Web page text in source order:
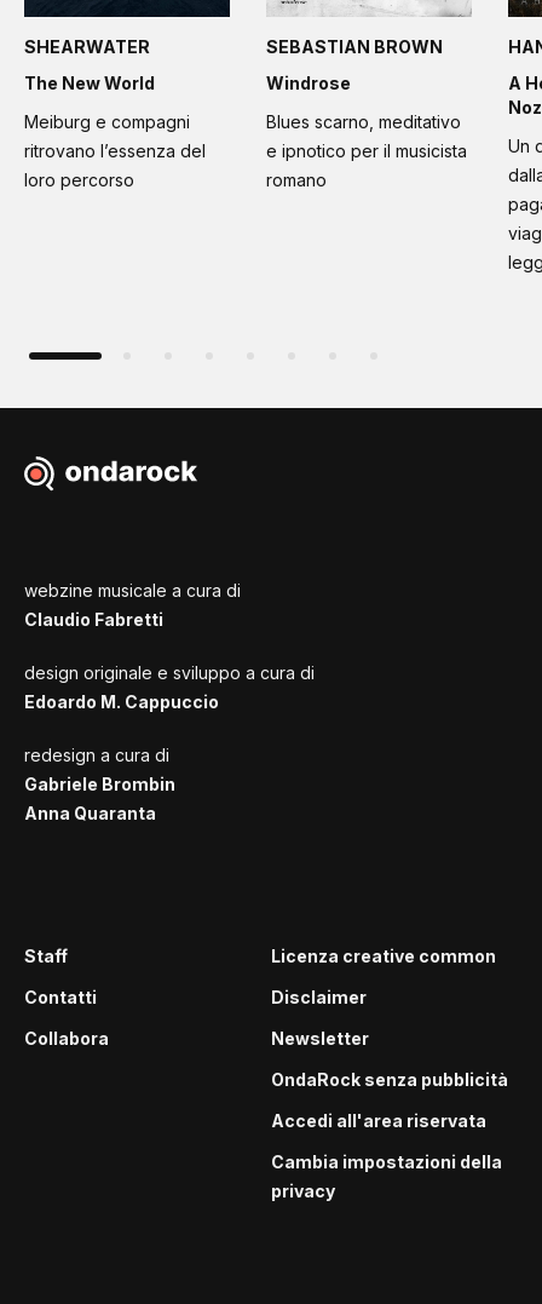
SHEARWATER
The New World
Meiburg e compagni
ritrovano l’essenza del
loro percorso
SEBASTIAN BROWN
Windrose
Blues scarno, meditativo
e ipnotico per il musicista
romano
A
Noz
Un
webzine musicale a cura di
Claudio Fabretti
design originale e sviluppo a cura di
Edoardo M. Cappuccio
redesign a cura di
Gabriele Brombin
Anna Quaranta
Staff
Contatti
Collabora
Licenza creative common
Disclaimer
Newsletter
OndaRock senza pubblicità
Accedi all'area riservata
Cambia impostazioni della
privacy